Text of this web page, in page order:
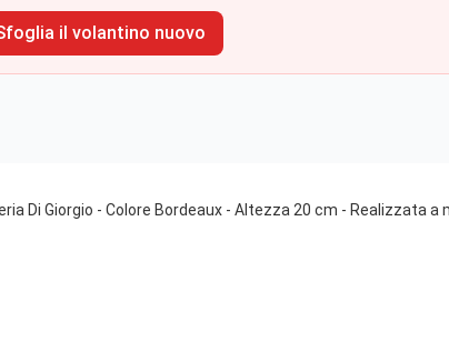
il volantino nuovo
Di Giorgio - Colore Bordeaux - Altezza 20 cm - Realizzata a